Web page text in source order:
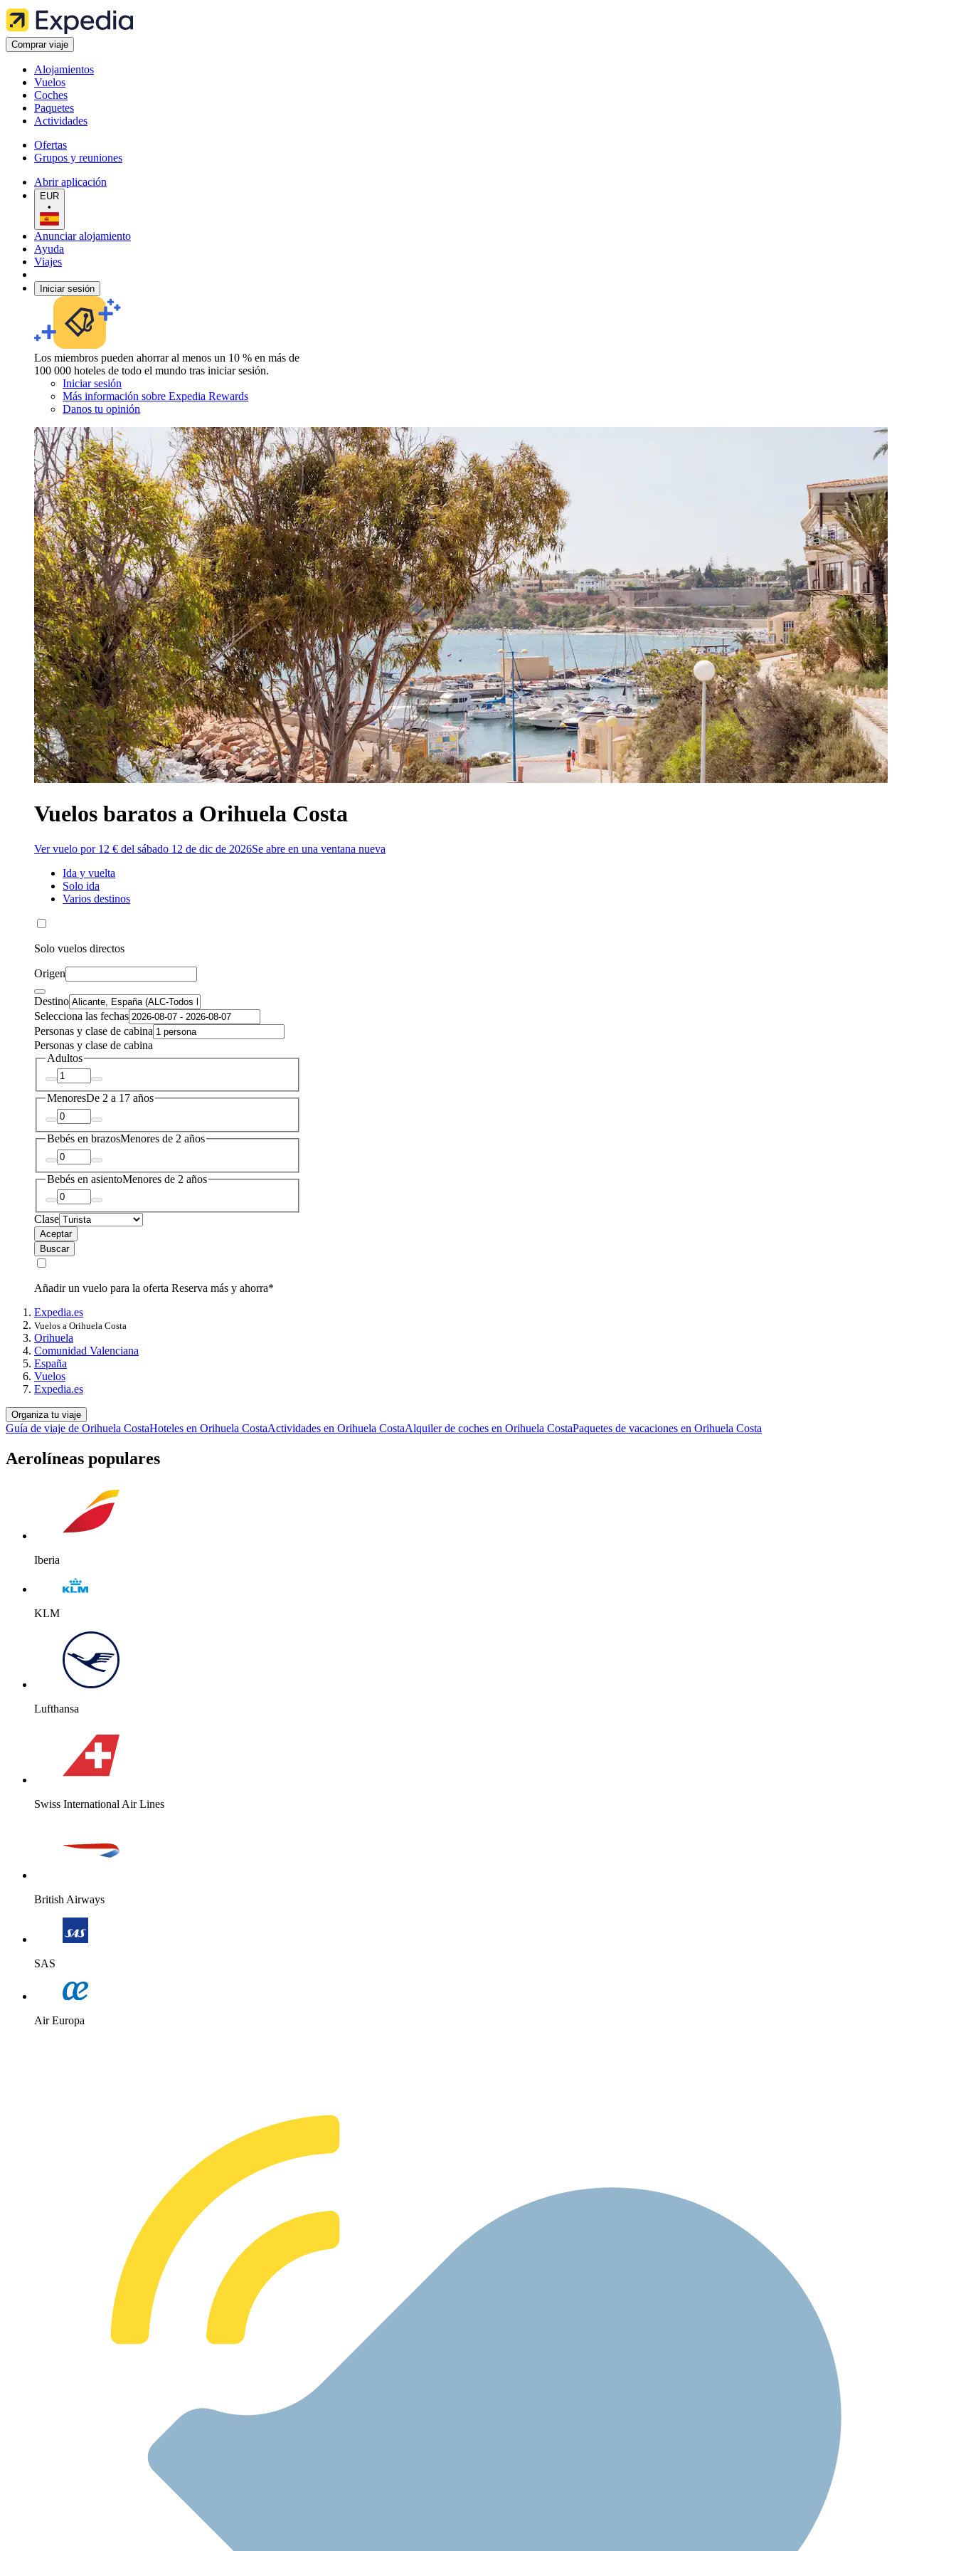
Comprar viaje
Alojamientos
Vuelos
Coches
Paquetes
Actividades
Ofertas
Grupos y reuniones
Abrir aplicación
EUR
•
Anunciar alojamiento
Ayuda
Viajes
Iniciar sesión
Los miembros pueden ahorrar al menos un 10 % en más de
100 000 hoteles de todo el mundo tras iniciar sesión.
Iniciar sesión
Más información sobre Expedia Rewards
Danos tu opinión
Vuelos baratos a Orihuela Costa
Ver vuelo por 12 € del sábado 12 de dic de 2026Se abre en una ventana nueva
Ida y vuelta
Solo ida
Varios destinos
Solo vuelos directos
Origen
Destino
Selecciona las fechas
Personas y clase de cabina
Personas y clase de cabina
Adultos
MenoresDe 2 a 17 años
Bebés en brazosMenores de 2 años
Bebés en asientoMenores de 2 años
Clase
Aceptar
Buscar
Añadir un vuelo para la oferta Reserva más y ahorra*
Expedia.es
Vuelos a Orihuela Costa
Orihuela
Comunidad Valenciana
España
Vuelos
Expedia.es
Organiza tu viaje
Guía de viaje de Orihuela CostaHoteles en Orihuela CostaActividades en Orihuela CostaAlquiler de coches en Orihuela CostaPaquetes de vacaciones en Orihuela Costa
Aerolíneas populares
Iberia
KLM
Lufthansa
Swiss International Air Lines
British Airways
SAS
Air Europa